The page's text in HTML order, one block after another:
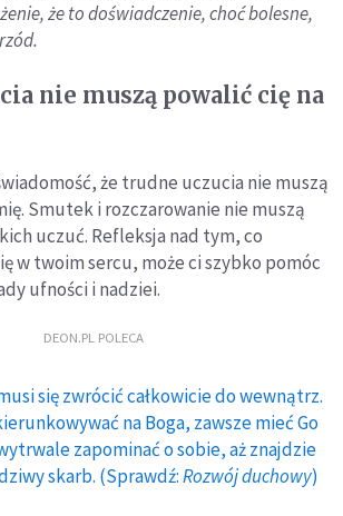
że to doświadczenie, choć bolesne,
nie muszą powalić cię na
że trudne uczucia nie muszą
Smutek i rozczarowanie nie muszą
uczuć. Refleksja nad tym, co
w twoim sercu, może ci szybko pomóc
ufności i nadziei.
DEON.PL POLECA
się zwrócić całkowicie do wewnątrz.
na Boga, zawsze mieć Go
zapominać o sobie, aż znajdzie
skarb. (Sprawdź:Rozwój duchowy)